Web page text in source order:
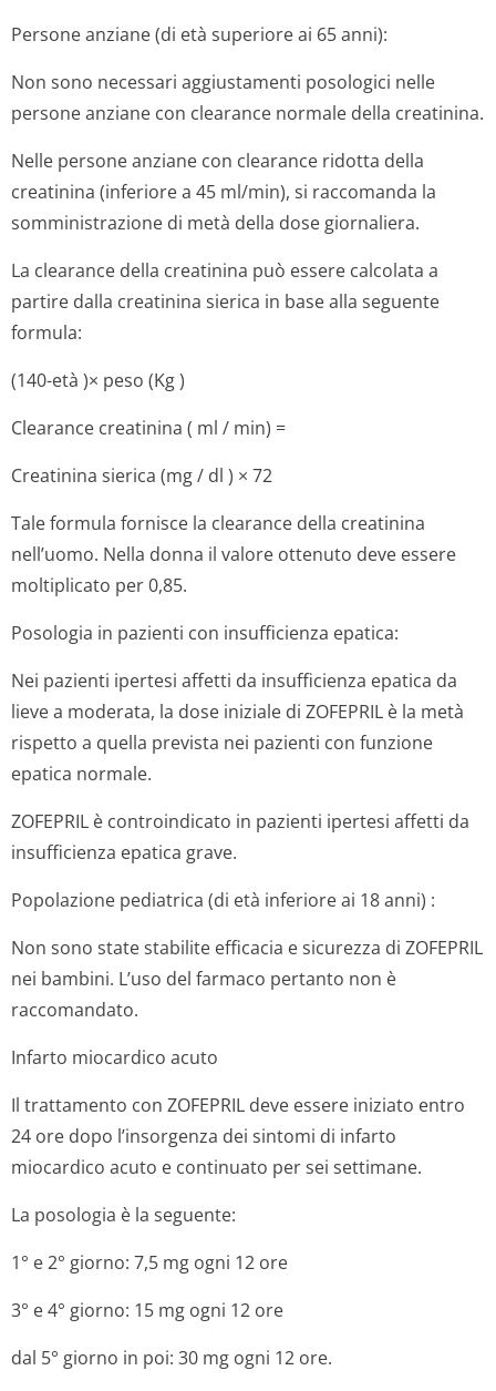
Persone anziane (di età superiore ai 65 anni):
Non sono necessari aggiustamenti posologici nelle
persone anziane con clearance normale della creatinina.
Nelle persone anziane con clearance ridotta della
creatinina (inferiore a 45 ml/min), si raccomanda la
somministrazione di metà della dose giornaliera.
La clearance della creatinina può essere calcolata a
partire dalla creatinina sierica in base alla seguente
formula:
(140-età )× peso (Kg)
Clearance creatinina ( ml / min) =
Creatinina sierica (mg/ dl ) × 72
Tale formula fornisce la clearance della creatinina
nell’uomo. Nella donna il valore ottenuto deve essere
moltiplicato per 0,85.
Posologia in pazienti con insufficienza epatica:
Nei pazienti ipertesi affetti da insufficienza epatica da
lieve a moderata, la dose iniziale di ZOFEPRIL è la metà
rispetto a quella prevista nei pazienti con funzione
epatica normale.
ZOFEPRIL è controindicato in pazienti ipertesi affetti da
insufficienza epatica grave.
Popolazione pediatrica (di età inferiore ai 18 anni) :
Non sono state stabilite efficacia e sicurezza di ZOFEPRIL
nei bambini. L’uso del farmaco pertanto non è
raccomandato.
Infarto miocardico acuto
Il trattamento con ZOFEPRIL deve essere iniziato entro
24 ore dopo l’insorgenza dei sintomi di infarto
miocardico acuto e continuato per sei settimane.
La posologia è la seguente:
1° e 2° giorno: 7,5 mg ogni 12 ore
3° e 4° giorno: 15 mg ogni 12 ore
dal 5° giorno in poi: 30 mg ogni 12 ore.